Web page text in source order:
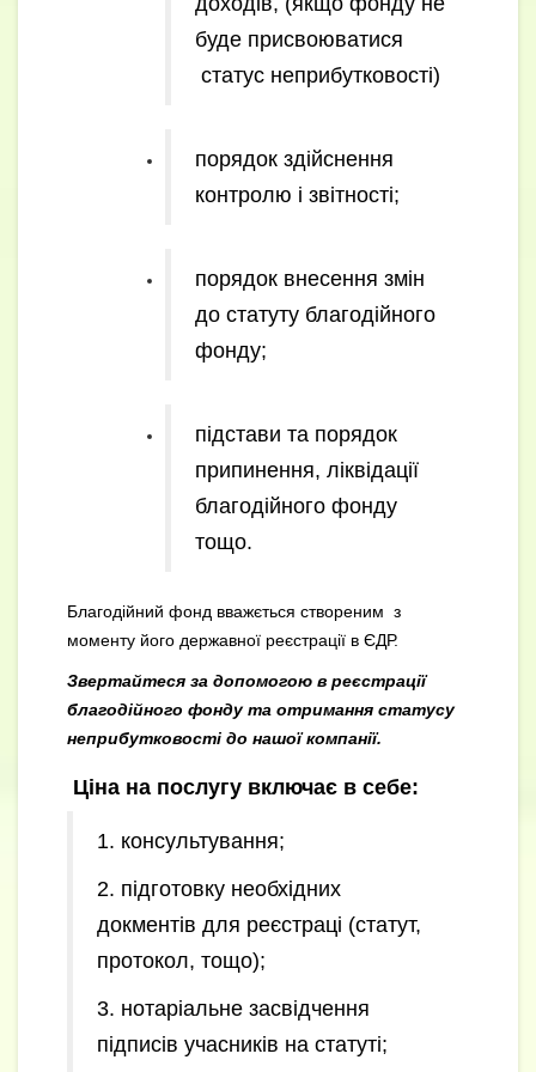
буде присвоюватися
статус неприбутковості)
порядок здійснення
контролю і звітності;
порядок внесення змін
до статуту благодійного
фонду;
підстави та порядок
припинення, ліквідації
благодійного фонду
тощо.
Благодійний фонд вважється створеним з
моменту його державної реєстрації в ЄДР.
Звертайтеся за допомогою в реєстрації
благодійного фонду та отримання статусу
неприбутковості до нашої компанії.
Ціна на послугу включає в себе:
1. консультування;
2. підготовку необхідних
докментів для реєстраці (статут,
протокол, тощо);
3. нотаріальне засвідчення
підписів учасників на статуті;